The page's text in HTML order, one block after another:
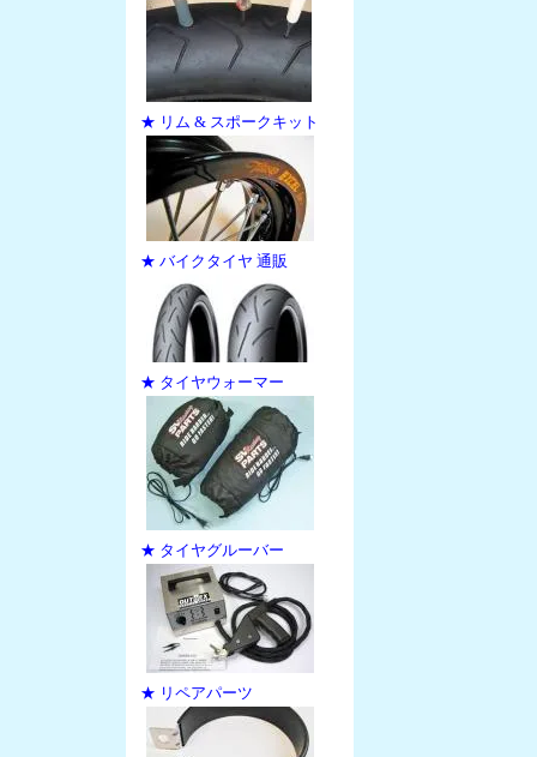
★ リム & スポークキット
★ バイクタイヤ 通販
★ タイヤウォーマー
★ タイヤグルーバー
★ リペアパーツ